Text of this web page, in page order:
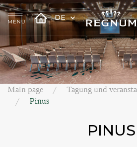
DE
Main page Tagung und
Pinus
PINUS